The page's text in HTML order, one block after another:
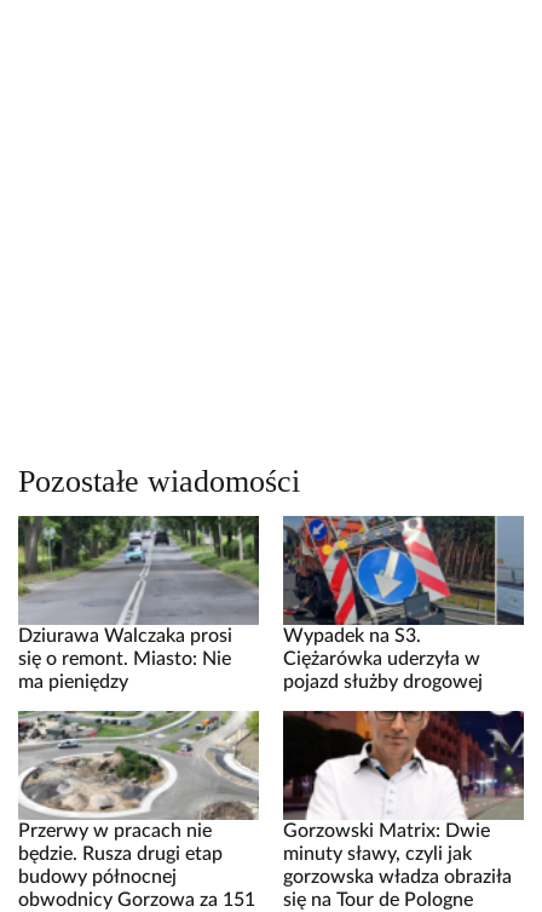
Pozostałe wiadomości
Dziurawa Walczaka prosi
się o remont. Miasto: Nie
ma pieniędzy
Wypadek na S3.
Ciężarówka uderzyła w
pojazd służby drogowej
Przerwy w pracach nie
będzie. Rusza drugi etap
budowy północnej
obwodnicy Gorzowa za 151
Gorzowski Matrix: Dwie
minuty sławy, czyli jak
gorzowska władza obraziła
się na Tour de Pologne